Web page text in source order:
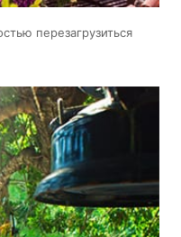
перезагрузиться